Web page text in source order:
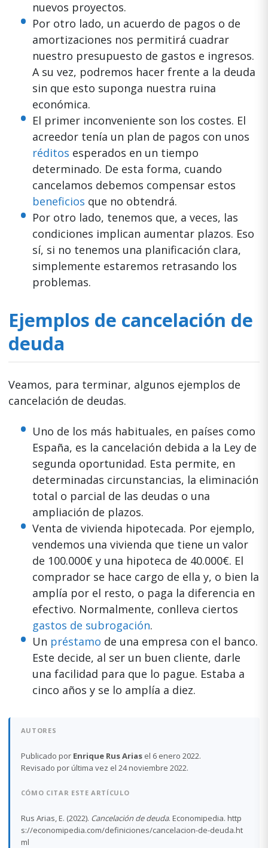
nuevos proyectos.
Por otro lado, un acuerdo de pagos o de
amortizaciones nos permitirá cuadrar
nuestro presupuesto de gastos e ingresos.
A su vez, podremos hacer frente a la deuda
sin que esto suponga nuestra ruina
económica.
El primer inconveniente son los costes. El
acreedor tenía un plan de pagos con unos
réditos esperados en un tiempo
determinado. De esta forma, cuando
cancelamos debemos compensar estos
beneficios que no obtendrá.
Por otro lado, tenemos que, a veces, las
condiciones implican aumentar plazos. Eso
sí, si no tenemos una planificación clara,
simplemente estaremos retrasando los
problemas.
Ejemplos de cancelación de
deuda
Veamos, para terminar, algunos ejemplos de
cancelación de deudas.
Uno de los más habituales, en países como
España, es la cancelación debida a la Ley de
segunda oportunidad. Esta permite, en
determinadas circunstancias, la eliminación
total o parcial de las deudas o una
ampliación de plazos.
Venta de vivienda hipotecada. Por ejemplo,
vendemos una vivienda que tiene un valor
de 100.000€ y una hipoteca de 40.000€. El
comprador se hace cargo de ella y, o bien la
amplía por el resto, o paga la diferencia en
efectivo. Normalmente, conlleva ciertos
gastos de subrogación.
Un préstamo de una empresa con el banco.
Este decide, al ser un buen cliente, darle
una facilidad para que lo pague. Estaba a
cinco años y se lo amplía a diez.
AUTORES
Publicado por Enrique Rus Ariasel 6 enero 2022.
Revisado por última vez el 24 noviembre 2022.
CÓMO CITAR ESTE ARTÍCULO
Rus Arias, E. (2022). Cancelación de deuda. Economipedia. http
s://economipedia.com/definiciones/cancelacion-de-deuda.ht
ml